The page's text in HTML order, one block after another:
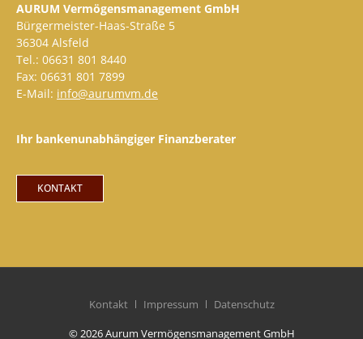
AURUM Vermögensmanagement GmbH
Bürgermeister-Haas-Straße 5
36304 Alsfeld
Tel.: 06631 801 8440
Fax: 06631 801 7899
E-Mail: info@aurumvm.de
Ihr bankenunabhängiger Finanzberater
KONTAKT
Kontakt Impressum
Datenschutz
© 2026 Aurum Vermögensmanagement GmbH